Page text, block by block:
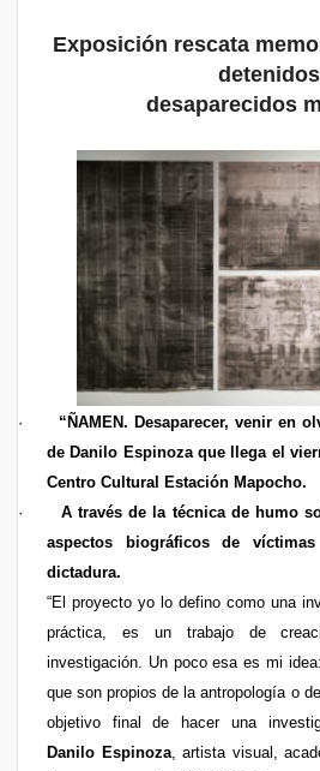
Exposición rescata
detenidos
desaparecidos
·
“ÑAMEN. Desaparecer, venir en
de Danilo Espinoza que llega el
Centro Cultural Estación Mapocho.
·
A través de la técnica de humo
aspectos biográficos de
dictadura.
“El proyecto yo lo defino como una
práctica, es un trabajo de
investigación. Un poco esa es mi
que son propios de la antropología o
objetivo final de hacer una
Danilo Espinoza, artista visual,